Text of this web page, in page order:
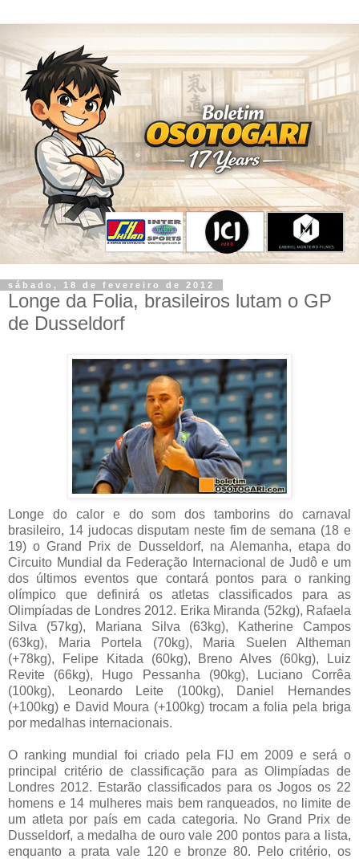
sábado, 18 de fevereiro de 2012
Longe da Folia, brasileiros lutam o GP
de Dusseldorf
Longe do calor e do som dos tamborins do carnaval
brasileiro, 14 judocas disputam neste fim de semana (18 e
19) o Grand Prix de Dusseldorf, na Alemanha, etapa do
Circuito Mundial da Federação Internacional de Judô e um
dos últimos eventos que contará pontos para o ranking
olímpico que definirá os atletas classificados para as
Olimpíadas de Londres 2012. Erika Miranda (52kg), Rafaela
Silva (57kg), Mariana Silva (63kg), Katherine Campos
(63kg), Maria Portela (70kg), Maria Suelen Altheman
(+78kg), Felipe Kitada (60kg), Breno Alves (60kg), Luiz
Revite (66kg), Hugo Pessanha (90kg), Luciano Corrêa
(100kg), Leonardo Leite (100kg), Daniel Hernandes
(+100kg) e David Moura (+100kg) trocam a folia pela briga
por medalhas internacionais.
O ranking mundial foi criado pela FIJ em 2009 e será o
principal critério de classificação para as Olimpíadas de
Londres 2012. Estarão classificados para os Jogos os 22
homens e 14 mulheres mais bem ranqueados, no limite de
um atleta por país em cada categoria. No Grand Prix de
Dusseldorf, a medalha de ouro vale 200 pontos para a lista,
enquanto a prata vale 120 e bronze 80. Pelo critério, os